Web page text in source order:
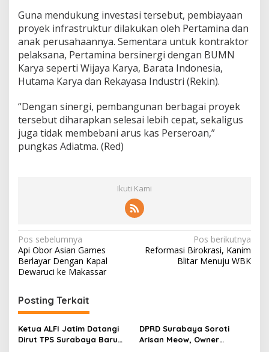
Guna mendukung investasi tersebut, pembiayaan
proyek infrastruktur dilakukan oleh Pertamina dan
anak perusahaannya. Sementara untuk kontraktor
pelaksana, Pertamina bersinergi dengan BUMN
Karya seperti Wijaya Karya, Barata Indonesia,
Hutama Karya dan Rekayasa Industri (Rekin).
“Dengan sinergi, pembangunan berbagai proyek
tersebut diharapkan selesai lebih cepat, sekaligus
juga tidak membebani arus kas Perseroan,”
pungkas Adiatma. (Red)
Ikuti Kami
N
a
v
i
g
a
s
Pos sebelumnya
Api Obor Asian Games
Berlayar Dengan Kapal
Dewaruci ke Makassar
Pos berikutnya
Reformasi Birokrasi, Kanim
Blitar Menuju WBK
Posting Terkait
Ketua ALFI Jatim Datangi
Dirut TPS Surabaya Baru
DPRD Surabaya Soroti
Arisan Meow, Owner